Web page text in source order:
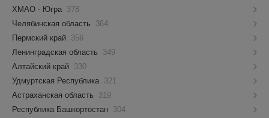
ХМАО - Югра 378
Челябинская область
364
Пермский край 356
Ленинградская область
349
Алтайский край 330
Удмуртская Республика 321
Астраханская область
319
Республика Башкортостан 304